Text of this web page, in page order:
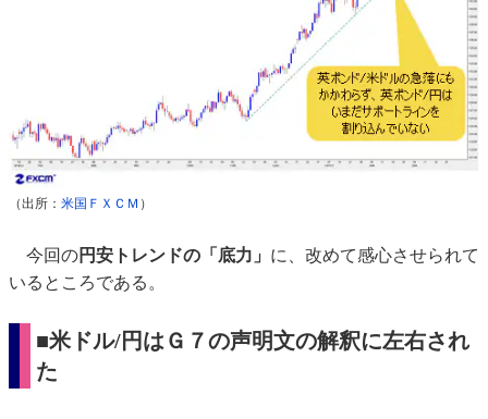
（出所： 米国ＦＸＣＭ ）
今回の円安トレンドの「底力」 に、改めて感心させられて
いるところである。
■米ドル/円はＧ７の声明文の解釈に左右され
た